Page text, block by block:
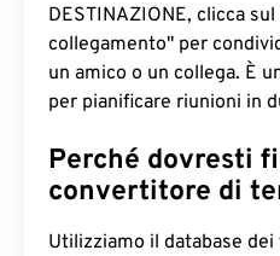
DESTINAZIONE, clicca
collegamento" per
un amico o un collega. È
per pianificare riunioni in
Perché dovresti
convertitore di
Utilizziamo il database dei